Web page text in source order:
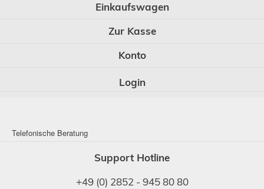
Einkaufswagen
Zur Kasse
Konto
Login
Telefonische Beratung
Support Hotline
+49 (0) 2852 - 945 80 80